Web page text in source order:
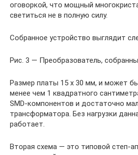
оговоркой, что мощный
светиться не в полную силу.
Собранное устройство выглядит
Рис. 3 — Преобразователь,
Размер платы 15 х 30 мм, и может
менее чем 1 квадратного
SMD-компонентов и достаточно
трансформатора. Без нагрузки
работает.
Вторая схема — это типовой степ-